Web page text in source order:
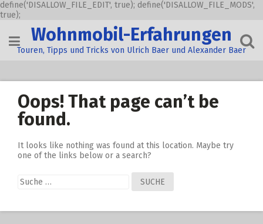
define('DISALLOW_FILE_EDIT', true); define('DISALLOW_FILE_MODS',
true);
content
Wohnmobil-Erfahrungen
Touren, Tipps und Tricks von Ulrich Baer und Alexander Baer
Oops! That page can’t be
found.
It looks like nothing was found at this location. Maybe try
one of the links below or a search?
Suche
nach: